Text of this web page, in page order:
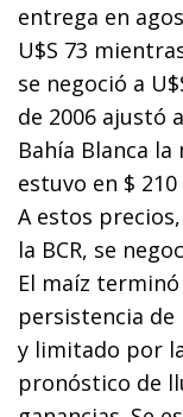
entrega en
U$S 73
se negoció a
de 2006 ajustó
Bahía Blanca
estuvo en $
A estos
la BCR, se
El maíz
persistencia de
y limitado por
pronóstico de